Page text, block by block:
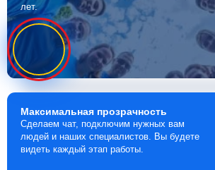
лет.
Максимальная прозрачность
Сделаем чат, подключим нужных вам
людей и наших специалистов. Вы будете
видеть каждый этап работы.